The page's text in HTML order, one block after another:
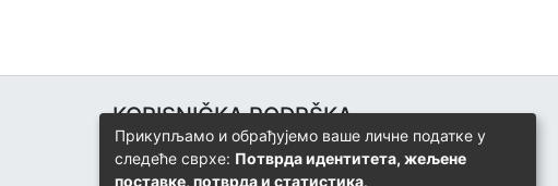
KORISNIČKA PODRŠKA
Univerzitetski računarski centar
+387 57 320 140
Прикупљамо и обрађујемо ваше личне податке у
следеће сврхе: Потврда идентитета, жељене
поставке, потврда и статистика.